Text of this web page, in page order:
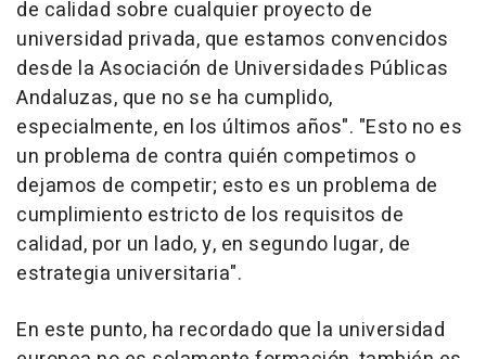
de calidad sobre cualquier proyecto de
universidad privada, que estamos convencidos
desde la Asociación de Universidades Públicas
Andaluzas, que no se ha cumplido,
especialmente, en los últimos años". "Esto no es
un problema de contra quién competimos o
dejamos de competir; esto es un problema de
cumplimiento estricto de los requisitos de
calidad, por un lado, y, en segundo lugar, de
estrategia universitaria".
En este punto, ha recordado que la universidad